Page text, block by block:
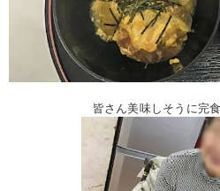
皆さん美味しそうに完